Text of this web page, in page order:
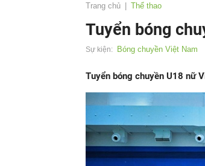
Trang chủ Thể thao
Tuyển bóng
Sự kiện: Bóng chuyền Việt Nam
Tuyển bóng chuyền U18 nữ